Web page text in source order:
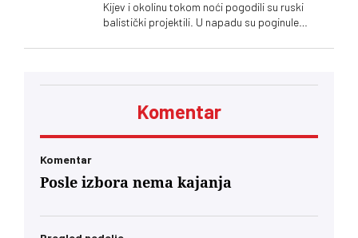
Kijev i okolinu tokom noći pogodili su ruski
balistički projektili. U napadu su poginule
su tri osobe povređene
Komentar
Komentar
Posle izbora nema kajanja